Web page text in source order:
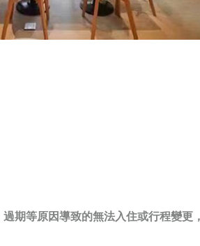
期等原因導致的無法入住或行程變更